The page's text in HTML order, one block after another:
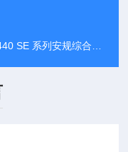
系列安规综合分析仪